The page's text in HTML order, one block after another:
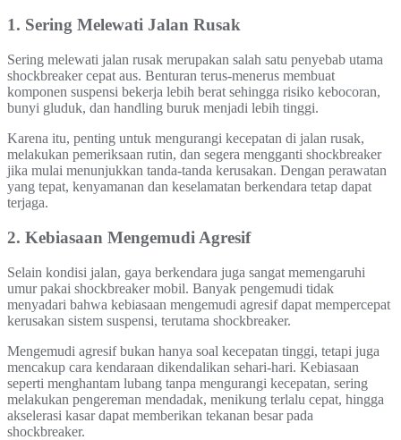
1. Sering Melewati Jalan Rusak
Sering melewati jalan rusak merupakan salah satu penyebab utama
shockbreaker cepat aus. Benturan terus-menerus membuat
komponen suspensi bekerja lebih berat sehingga risiko kebocoran,
bunyi gluduk, dan handling buruk menjadi lebih tinggi.
Karena itu, penting untuk mengurangi kecepatan di jalan rusak,
melakukan pemeriksaan rutin, dan segera mengganti shockbreaker
jika mulai menunjukkan tanda-tanda kerusakan. Dengan perawatan
yang tepat, kenyamanan dan keselamatan berkendara tetap dapat
terjaga.
2. Kebiasaan Mengemudi Agresif
Selain kondisi jalan, gaya berkendara juga sangat memengaruhi
umur pakai shockbreaker mobil. Banyak pengemudi tidak
menyadari bahwa kebiasaan mengemudi agresif dapat mempercepat
kerusakan sistem suspensi, terutama shockbreaker.
Mengemudi agresif bukan hanya soal kecepatan tinggi, tetapi juga
mencakup cara kendaraan dikendalikan sehari-hari. Kebiasaan
seperti menghantam lubang tanpa mengurangi kecepatan, sering
melakukan pengereman mendadak, menikung terlalu cepat, hingga
akselerasi kasar dapat memberikan tekanan besar pada
shockbreaker.